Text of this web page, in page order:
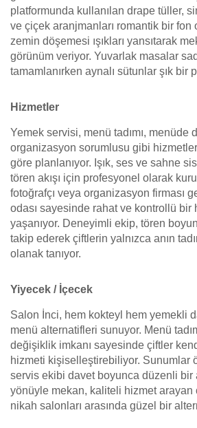
platformunda kullanılan drape tüller,
ve çiçek aranjmanları romantik bir fon
zemin döşemesi ışıkları yansıtarak
görünüm veriyor. Yuvarlak masalar
tamamlanırken aynalı sütunlar şık bir
Hizmetler
Yemek servisi, menü tadımı, menüde
organizasyon sorumlusu gibi
göre planlanıyor. Işık, ses ve sahne
tören akışı için profesyonel olarak
fotoğrafçı veya organizasyon firması
odası sayesinde rahat ve kontrollü bir
yaşanıyor. Deneyimli ekip, tören
takip ederek çiftlerin yalnızca anın
olanak tanıyor.
Yiyecek / İçecek
Salon İnci, hem kokteyl hem yemekli
menü alternatifleri sunuyor. Menü
değişiklik imkanı sayesinde çiftler
hizmeti kişiselleştirebiliyor. Sunumlar
servis ekibi davet boyunca düzenli bir
yönüyle mekan, kaliteli hizmet arayan
nikah salonları arasında güzel bir